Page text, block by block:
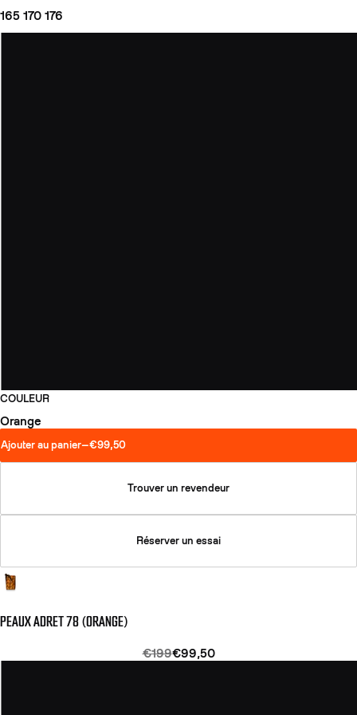
165 170 176
COULEUR
Orange
Ajouter au panier—€99,50
Trouver un revendeur
Réserver un essai
PEAUX ADRET 78 (ORANGE)
€199€99,50